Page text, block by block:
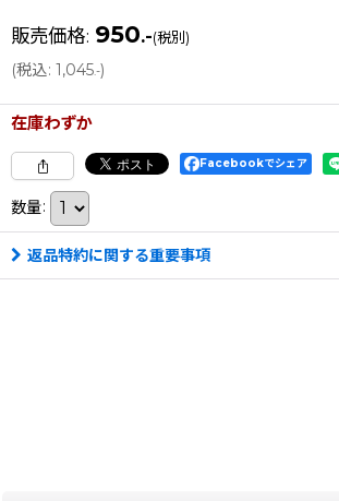
販売価格: 950.-(税別)
(税込: 1,045.-)
在庫わずか
Facebookでシェア
数量:
返品特約に関する重要事項